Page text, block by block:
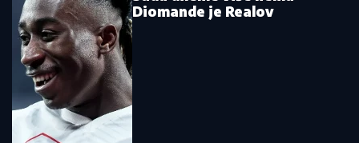
Diomande je Realov